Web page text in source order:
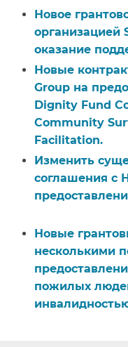
Новое
организацией
оказание
Новые
Group на
Dignity Fund
Community
Facilitation.​​
Изменить
соглашения с
Новые
несколькими
пожилых